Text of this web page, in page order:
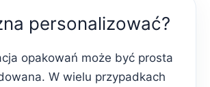
personalizować?
opakowań może być prosta
W wielu przypadkach